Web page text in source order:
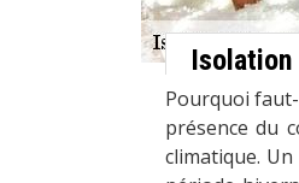
Pourquoi
présence du
climatique.